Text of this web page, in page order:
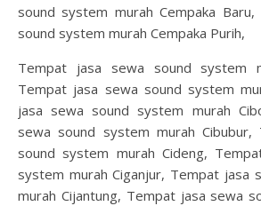
sound system murah Cempaka
sound system murah Cempaka Purih,
Tempat jasa sewa sound system
Tempat jasa sewa sound system
jasa sewa sound system murah
sewa sound system murah
sound system murah Cideng,
system murah Ciganjur, Tempat jasa
murah Cijantung, Tempat jasa sewa